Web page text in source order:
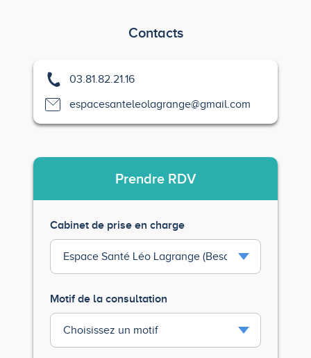
Contacts
03.81.82.21.16
espacesanteleolagrange@gmail.com
Prendre RDV
Cabinet de prise en charge
Motif de la consultation